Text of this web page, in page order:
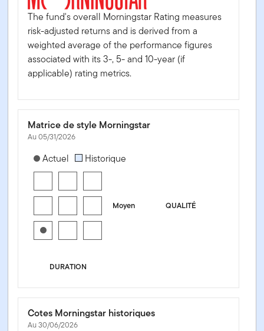
The fund's overall Morningstar Rating measures
risk-adjusted returns and is derived from a
weighted average of the performance figures
associated with its 3-, 5- and 10-year (if
applicable) rating metrics.
Matrice de style Morningstar
Au 05/31/2026
[products.morningstar-stylebox-title-sr-fixed]
Actuel Historique
QUALITÉ
Moyen
DURATION
Cotes Morningstar historiques
Au 30/06/2026